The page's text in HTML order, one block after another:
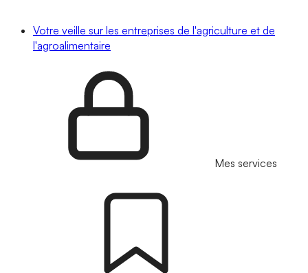
Votre veille sur les entreprises de l'agriculture et de
l'agroalimentaire
Mes services